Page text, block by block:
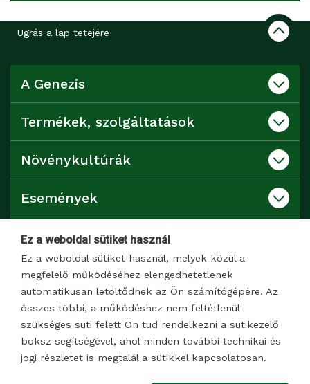
Ez a weboldal sütiket használ
Ez a weboldal sütiket használ, melyek közül a
megfelelő működéséhez elengedhetetlenek
automatikusan letöltődnek az Ön számítógépére. Az
összes többi, a működéshez nem feltétlenül
szükséges süti felett Ön tud rendelkezni a sütikezelő
boksz segítségével, ahol minden további technikai és
jogi részletet is megtalál a sütikkel kapcsolatosan.
Ugrás a lap tetejére
A Genezis
Termékek, szolgáltatások
Növénykultúrák
Események
Katalógusok
Kapcsolat
Dokumentumtár